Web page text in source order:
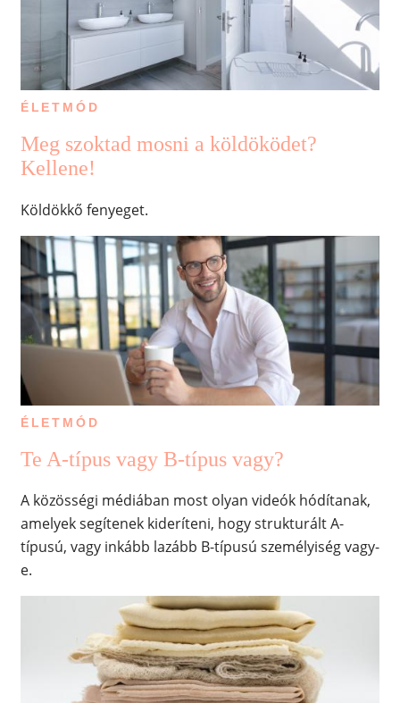
ÉLETMÓD
Meg szoktad mosni a köldöködet?
Kellene!
Köldökkő fenyeget.
ÉLETMÓD
Te A-típus vagy B-típus vagy?
A közösségi médiában most olyan videók hódítanak,
amelyek segítenek kideríteni, hogy strukturált A-
típusú, vagy inkább lazább B-típusú személyiség vagy-
e.